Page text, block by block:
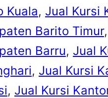
Kuala, Jual Kursi
Barito Timur,
Barru, Jual
, Jual Kursi
, Jual Kursi